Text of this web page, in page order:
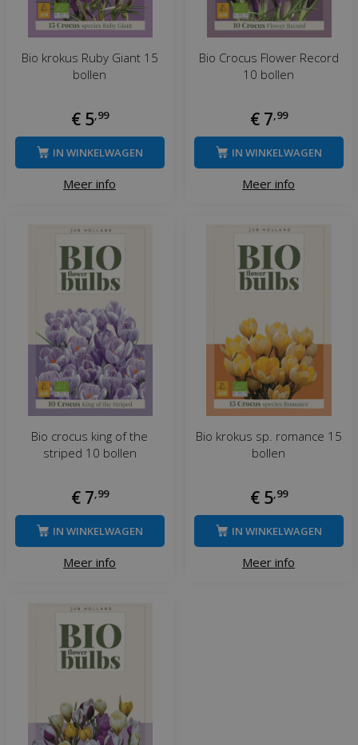
Bio krokus Ruby Giant 15
bollen
€ 5,99
Meer info
IN WINKELWAGEN
Bio Crocus Flower Record
10 bollen
€ 7,99
Meer info
IN WINKELWAGEN
Bio crocus king of the
striped 10 bollen
€ 7,99
Meer info
IN WINKELWAGEN
Bio krokus sp. romance 15
bollen
€ 5,99
Meer info
IN WINKELWAGEN